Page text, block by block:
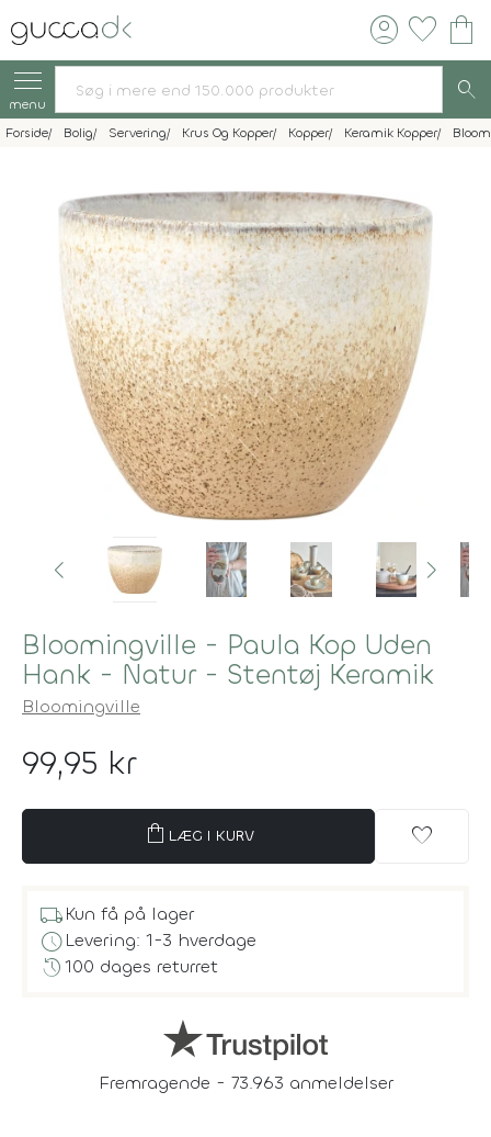
account_circle favorite shopping_bag
menu search
Forside Bolig Servering Krus Og Kopper Kopper Keramik Kopper
Bloomingville - Paula Kop Uden
Hank - Natur - Stentøj Keramik
Bloomingville
99,95 kr
shopping_bag LÆG I KURV favorite
local_shippingKun få på lager
scheduleLevering: 1-3 hverdage
history100 dages returret
Fremragende - 73.963 anmeldelser